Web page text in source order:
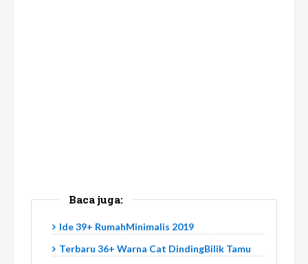
Baca juga:
Ide 39+ RumahMinimalis 2019
Terbaru 36+ Warna Cat DindingBilik Tamu